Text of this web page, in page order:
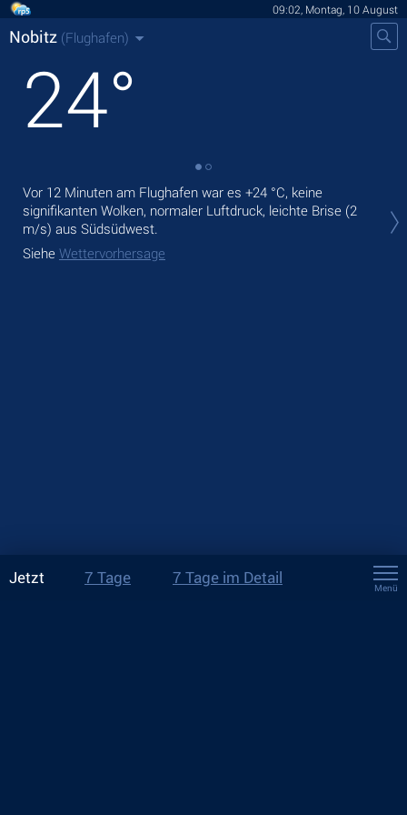
09:02, Montag, 10 August
Nobitz (Flughafen)
24°
Vor 12 Minuten am Flughafen war es +24 °C, keine
signifikanten Wolken, normaler Luftdruck, leichte Brise (2
m/s) aus Südsüdwest.
Siehe Wettervorhersage
Jetzt 7 Tage 7 Tage im Detail
Menü